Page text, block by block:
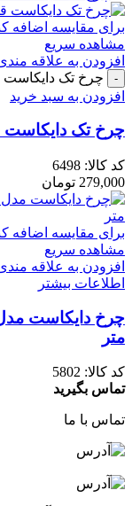
برای مقایسه اضافه
مشاهده سریع
افزودن به علاقه
چرخ تک دایکاست قطر 75 میلی
افزودن به سبد خرید
چرخ تک دایکاست قطر 75
کد کالا: 6498
279,000 تومان
برای مقایسه اضافه
مشاهده سریع
افزودن به علاقه
اطلاعات بیشتر
متر
کد کالا: 5802
تماس بگیرید
تماس با ما